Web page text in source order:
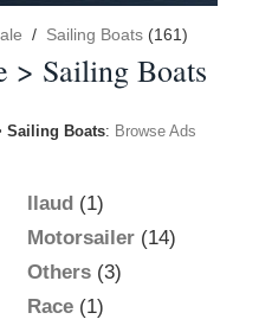
/ Sailing Boats (161)
> Sailing Boats
Sailing Boats: Browse Ads
llaud (1)
Motorsailer (14)
Others (3)
Race (1)